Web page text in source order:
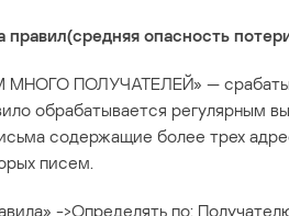
правил(средняя опасность
ПОЛУЧАТЕЛЕЙ» —
обрабатывается регулярным
содержащие более трех
писем.
->Определять по: